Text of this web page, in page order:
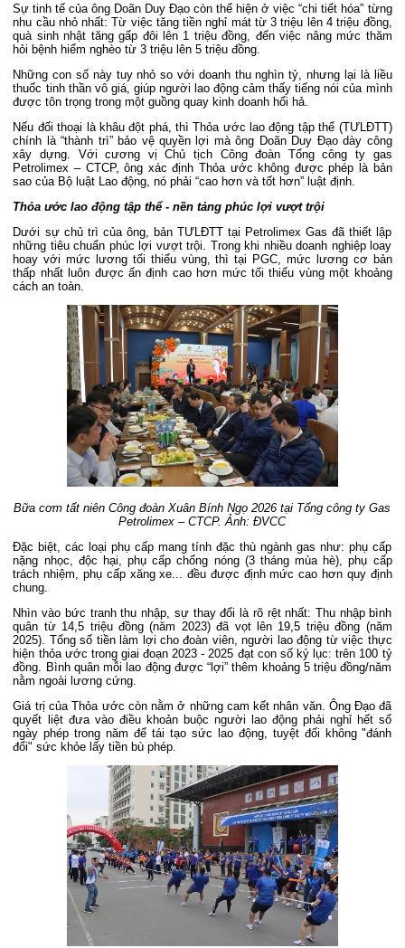
Sự tinh tế của ông Doãn Duy Đạo còn thể hiện ở việc “chi tiết hóa” từng
nhu cầu nhỏ nhất: Từ việc tăng tiền nghỉ mát từ 3 triệu lên 4 triệu đồng,
quà sinh nhật tăng gấp đôi lên 1 triệu đồng, đến việc nâng mức thăm
hỏi bệnh hiểm nghèo từ 3 triệu lên 5 triệu đồng.
Những con số này tuy nhỏ so với doanh thu nghìn tỷ, nhưng lại là liều
thuốc tinh thần vô giá, giúp người lao động cảm thấy tiếng nói của mình
được tôn trọng trong một guồng quay kinh doanh hối hả.
Nếu đối thoại là khâu đột phá, thì Thỏa ước lao động tập thể (TƯLĐTT)
chính là “thành trì” bảo vệ quyền lợi mà ông Doãn Duy Đạo dày công
xây dựng. Với cương vị Chủ tịch Công đoàn Tổng công ty gas
Petrolimex – CTCP, ông xác định Thỏa ước không được phép là bản
sao của Bộ luật Lao động, nó phải “cao hơn và tốt hơn” luật định.
Thỏa ước lao động tập thể - nền tảng phúc lợi vượt trội
Dưới sự chủ trì của ông, bản TƯLĐTT tại Petrolimex Gas đã thiết lập
những tiêu chuẩn phúc lợi vượt trội. Trong khi nhiều doanh nghiệp loay
hoay với mức lương tối thiểu vùng, thì tại PGC, mức lương cơ bản
thấp nhất luôn được ấn định cao hơn mức tối thiểu vùng một khoảng
cách an toàn.
Bữa cơm tất niên Công đoàn Xuân Bính Ngọ 2026 tại Tổng công ty Gas
Petrolimex – CTCP. Ảnh: ĐVCC
Đặc biệt, các loại phụ cấp mang tính đặc thù ngành gas như: phụ cấp
nặng nhọc, độc hại, phụ cấp chống nóng (3 tháng mùa hè), phụ cấp
trách nhiệm, phụ cấp xăng xe... đều được định mức cao hơn quy định
chung.
Nhìn vào bức tranh thu nhập, sự thay đổi là rõ rệt nhất: Thu nhập bình
quân từ 14,5 triệu đồng (năm 2023) đã vọt lên 19,5 triệu đồng (năm
2025). Tổng số tiền làm lợi cho đoàn viên, người lao động từ việc thực
hiện thỏa ước trong giai đoạn 2023 - 2025 đạt con số kỷ lục: trên 100 tỷ
đồng. Bình quân mỗi lao động được “lợi” thêm khoảng 5 triệu đồng/năm
nằm ngoài lương cứng.
Giá trị của Thỏa ước còn nằm ở những cam kết nhân văn. Ông Đạo đã
quyết liệt đưa vào điều khoản buộc người lao động phải nghỉ hết số
ngày phép trong năm để tái tạo sức lao động, tuyệt đối không "đánh
đổi" sức khỏe lấy tiền bù phép.